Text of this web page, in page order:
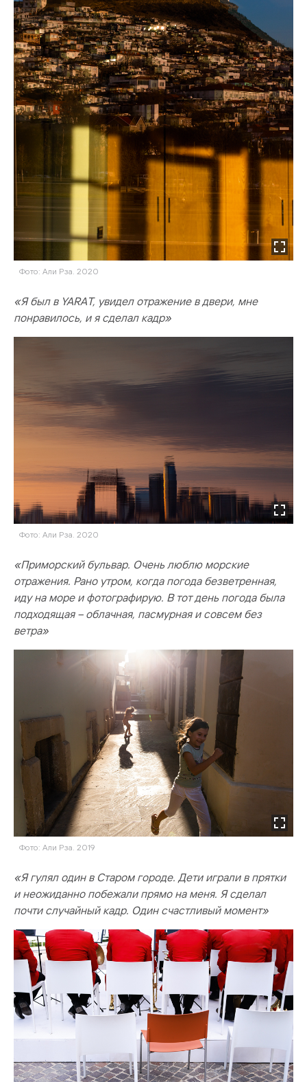
Фото: Али Рза. 2020
«Я был в YARAT, увидел отражение в двери, мне
понравилось, и я сделал кадр»
Фото: Али Рза. 2020
«Приморский бульвар. Очень люблю морские
отражения. Рано утром, когда погода безветренная,
иду на море и фотографирую. В тот день погода была
подходящая – облачная, пасмурная и совсем без
ветра»
Фото: Али Рза. 2019
«Я гулял один в Старом городе. Дети играли в прятки
и неожиданно побежали прямо на меня. Я сделал
почти случайный кадр. Один счастливый момент»